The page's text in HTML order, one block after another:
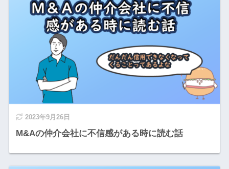
2023年9月26日
M&Aの仲介会社に不信感がある時に読む話